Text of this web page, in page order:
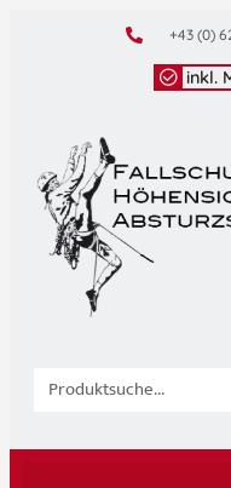
+43 (0)
inkl.